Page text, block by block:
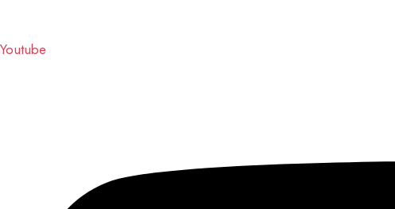
Youtube